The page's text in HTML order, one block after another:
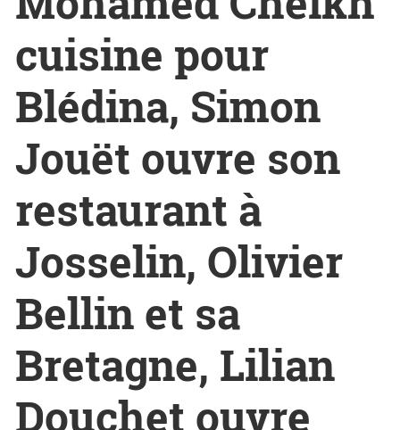
cuisine pour
Blédina, Simon
Jouët ouvre son
restaurant à
Josselin, Olivier
Bellin et sa
Bretagne, Lilian
Douchet ouvre